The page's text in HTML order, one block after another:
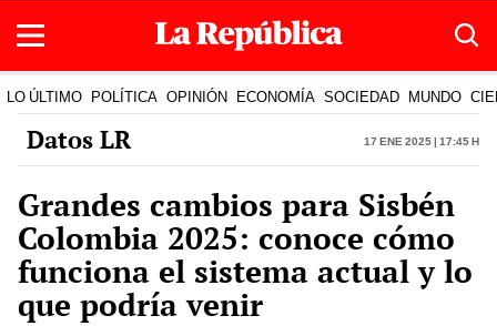
LO ÚLTIMO POLÍTICA OPINIÓN ECONOMÍA SOCIEDAD MUNDO
Datos LR 17 Ene 2025 | 17:45 h
Grandes cambios para Sisbén
Colombia 2025: conoce cómo
funciona el sistema actual y lo
que podría venir